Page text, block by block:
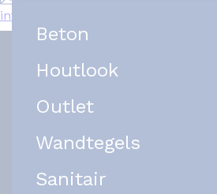
info@het-tegelplein.nl
Beton
Houtlook
Outlet
Wandtegels
Sanitair